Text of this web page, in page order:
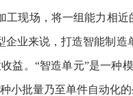
工现场，将一组能力相
企业来说，打造智能制
益。“智造单元”是一
小批量乃至单件自动化